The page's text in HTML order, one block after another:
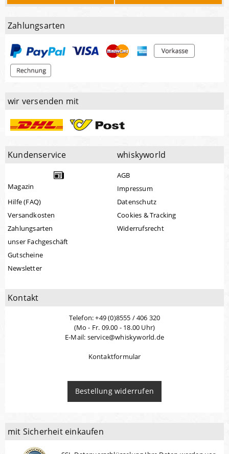
Zahlungsarten
wir versenden mit
Kundenservice
Magazin
Hilfe (FAQ)
Versandkosten
Zahlungsarten
unser Fachgeschäft
Gutscheine
Newsletter
whiskyworld
AGB
Impressum
Datenschutz
Cookies & Tracking
Widerrufsrecht
Kontakt
Telefon: +49 (0)8555 / 406 320
(Mo - Fr. 09.00 - 18.00 Uhr)
E-Mail: service@whiskyworld.de
Kontaktformular
Bestellung widerrufen
mit Sicherheit einkaufen